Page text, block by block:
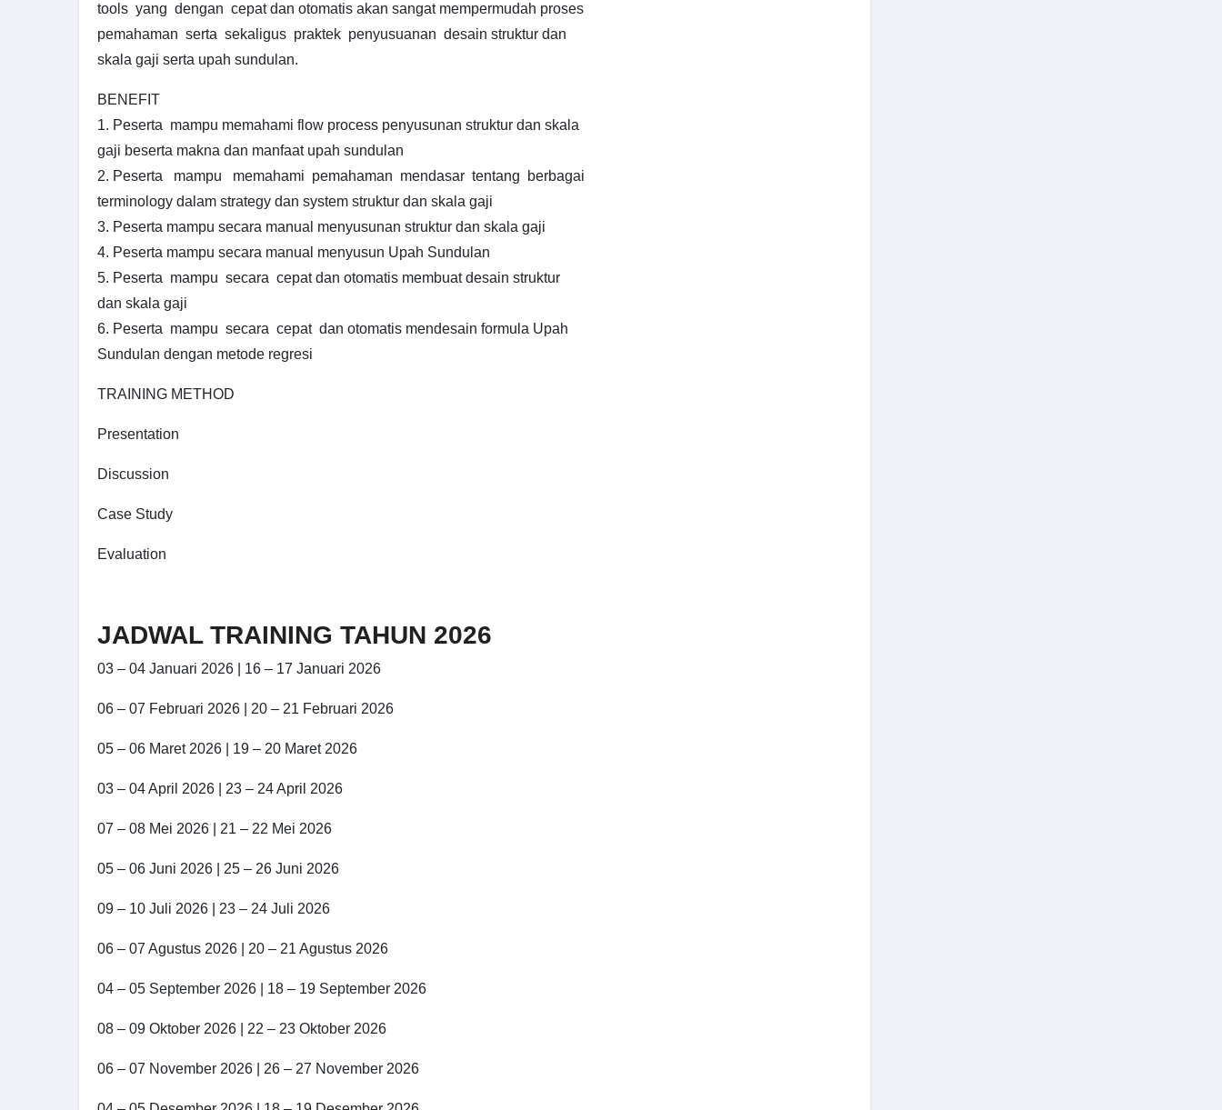
tools yang dengan cepat dan otomatis akan sangat mempermudah proses
pemahaman serta sekaligus praktek penyusuanan desain struktur dan
skala gaji serta upah sundulan.
BENEFIT
1. Peserta mampu memahami flow process penyusunan struktur dan skala
gaji beserta makna dan manfaat upah sundulan
2. Peserta mampu memahami pemahaman mendasar tentang berbagai
terminology dalam strategy dan system struktur dan skala gaji
3. Peserta mampu secara manual menyusunan struktur dan skala gaji
4. Peserta mampu secara manual menyusun Upah Sundulan
5. Peserta mampu secara cepat dan otomatis membuat desain struktur
dan skala gaji
6. Peserta mampu secara cepat dan otomatis mendesain formula Upah
Sundulan dengan metode regresi
TRAINING METHOD
Presentation
Discussion
Case Study
Evaluation
JADWAL TRAINING TAHUN 2026
03 – 04 Januari 2026 | 16 – 17 Januari 2026
06 – 07 Februari 2026 | 20 – 21 Februari 2026
05 – 06 Maret 2026 | 19 – 20 Maret 2026
03 – 04 April 2026 | 23 – 24 April 2026
07 – 08 Mei 2026 | 21 – 22 Mei 2026
05 – 06 Juni 2026 | 25 – 26 Juni 2026
09 – 10 Juli 2026 | 23 – 24 Juli 2026
06 – 07 Agustus 2026 | 20 – 21 Agustus 2026
04 – 05 September 2026 | 18 – 19 September 2026
08 – 09 Oktober 2026 | 22 – 23 Oktober 2026
06 – 07 November 2026 | 26 – 27 November 2026